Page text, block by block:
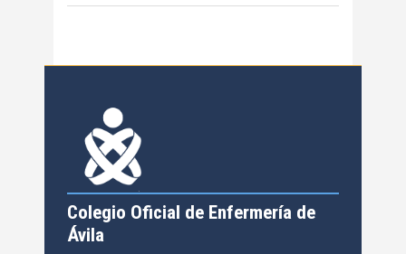
Colegio Oficial de Enfermería de
Ávila